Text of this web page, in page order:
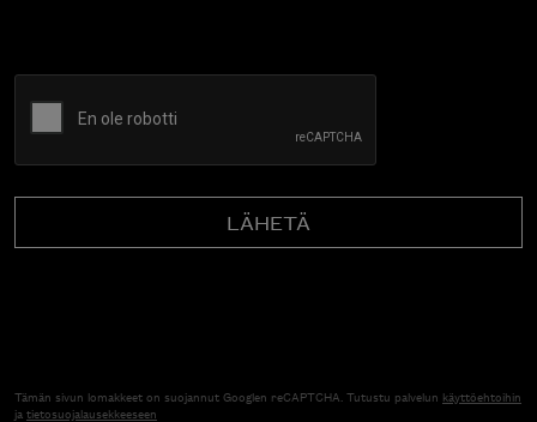
Tämän sivun lomakkeet on suojannut Googlen reCAPTCHA. Tutustu palvelun käyttöehtoihin
jatietosuojalausekkeeseen